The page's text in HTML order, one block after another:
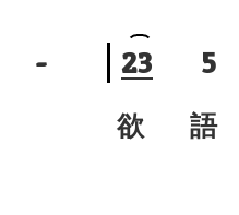
- 23 5
欲